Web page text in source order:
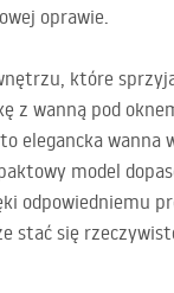
oprawie.
które
z wanną pod
elegancka wanna
model
odpowiedniemu
stać się